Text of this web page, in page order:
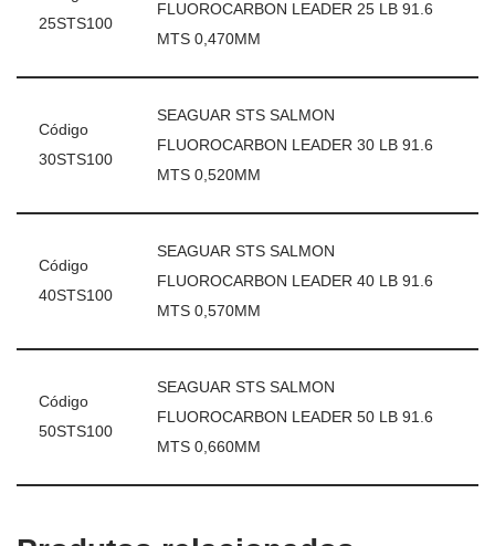
25STS100
FLUOROCARBON LEADER 25 LB 91.6
MTS 0,470MM
Código
30STS100
SEAGUAR STS SALMON
FLUOROCARBON LEADER 30 LB 91.6
MTS 0,520MM
Código
40STS100
SEAGUAR STS SALMON
FLUOROCARBON LEADER 40 LB 91.6
MTS 0,570MM
Código
50STS100
SEAGUAR STS SALMON
FLUOROCARBON LEADER 50 LB 91.6
MTS 0,660MM